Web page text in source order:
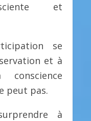
et
se
et à
peut pas.
à